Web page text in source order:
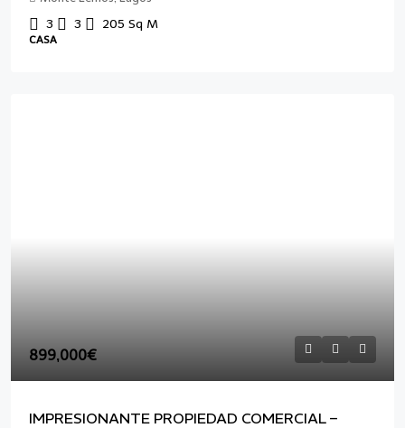
3 3 205 Sq M
CASA
899,000€
IMPRESIONANTE PROPIEDAD COMERCIAL –